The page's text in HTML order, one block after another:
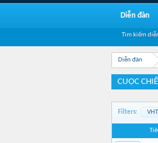
Diễn đàn
CUỘC
Filters: VHT
Diễn đàn
Tìm kiếm